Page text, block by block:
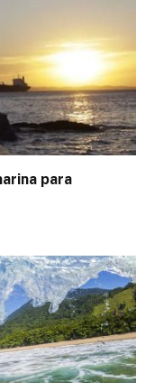
para